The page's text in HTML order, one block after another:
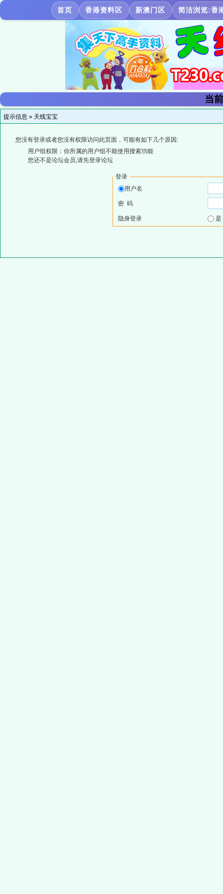
首页 香港资料区 新澳门区 简洁浏览:香
当
提示信息 » 天线宝宝
您没有登录或者您没有权限访问此页面，可能有如下几个原因:
用户组权限：你所属的用户组不能使用搜索功能
您还不是论坛会员,请先登录论坛
登录
用户名
密 码
隐身登录